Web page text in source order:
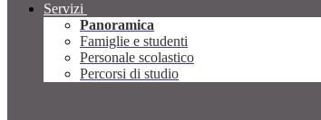
Servizi
Panoramica
Famiglie e studenti
Personale scolastico
Percorsi di studio